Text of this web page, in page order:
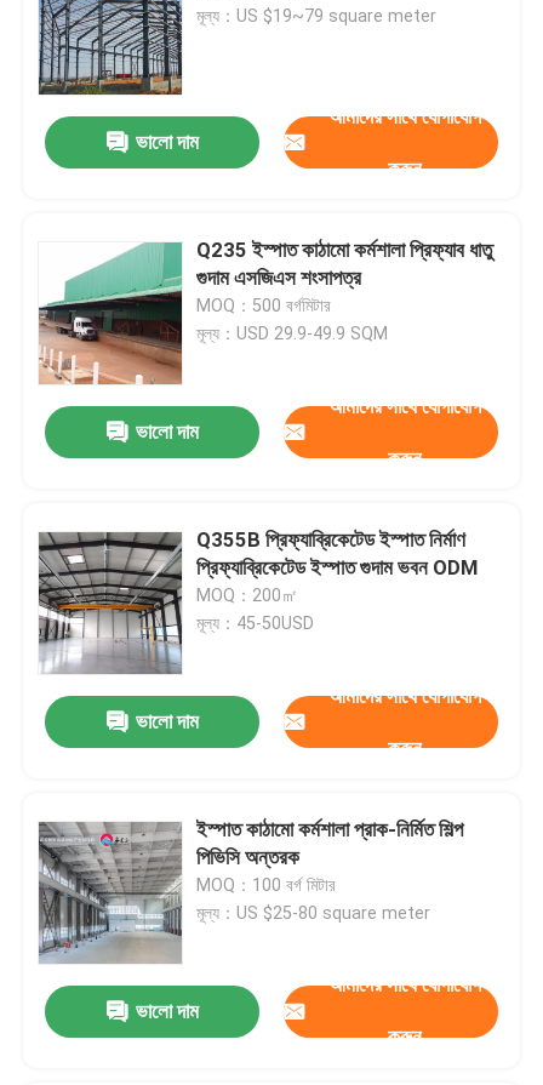
বাড়ি
মূল্য：US $19~79 square meter
ভালো দাম
আমাদের সাথে যোগাযোগ
করুন
Q235 ইস্পাত কাঠামো কর্মশালা প্রিফ্যাব ধাতু
গুদাম এসজিএস শংসাপত্র
MOQ：500 বর্গমিটার
মূল্য：USD 29.9-49.9 SQM
ভালো দাম
আমাদের সাথে যোগাযোগ
করুন
Q355B প্রিফ্যাব্রিকেটেড ইস্পাত নির্মাণ
প্রিফ্যাব্রিকেটেড ইস্পাত গুদাম ভবন ODM
MOQ：200㎡
মূল্য：45-50USD
ভালো দাম
আমাদের সাথে যোগাযোগ
করুন
ইস্পাত কাঠামো কর্মশালা প্রাক-নির্মিত শিল্প
পিভিসি অন্তরক
MOQ：100 বর্গ মিটার
মূল্য：US $25-80 square meter
ভালো দাম
আমাদের সাথে যোগাযোগ
করুন